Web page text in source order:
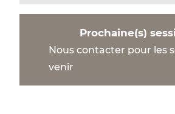
Prochaine(s)
Nous contacter pour les
venir